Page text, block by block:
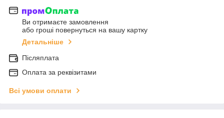
Ви отримаєте замовлення
або гроші повернуться на вашу картку
Детальніше
Післяплата
Оплата за реквізитами
Всі умови оплати